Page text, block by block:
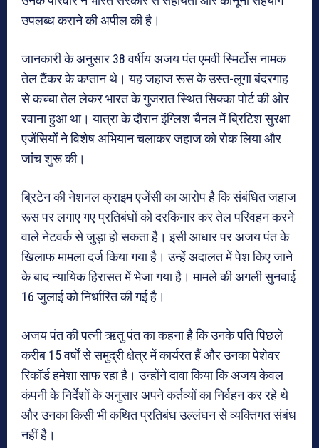
उपलब्ध कराने की अपील की है।
जानकारी के अनुसार 38 वर्षीय अजय पंत एमवी स्मिर्टोस नामक
तेल टैंकर के कप्तान थे। यह जहाज रूस के उस्त-लूगा बंदरगाह
से कच्चा तेल लेकर भारत के गुजरात स्थित सिक्का पोर्ट की ओर
रवाना हुआ था। यात्रा के दौरान इंग्लिश चैनल में ब्रिटिश सुरक्षा
एजेंसियों ने विशेष अभियान चलाकर जहाज को रोक लिया और
जांच शुरू की।
ब्रिटेन की नेशनल क्राइम एजेंसी का आरोप है कि संबंधित जहाज
रूस पर लगाए गए प्रतिबंधों को दरकिनार कर तेल परिवहन करने
वाले नेटवर्क से जुड़ा हो सकता है। इसी आधार पर अजय पंत के
खिलाफ मामला दर्ज किया गया है। उन्हें अदालत में पेश किए जाने
के बाद न्यायिक हिरासत में भेजा गया है। मामले की अगली सुनवाई
16 जुलाई को निर्धारित की गई है।
अजय पंत की पत्नी ऋतु पंत का कहना है कि उनके पति पिछले
करीब 15 वर्षों से समुद्री क्षेत्र में कार्यरत हैं और उनका पेशेवर
रिकॉर्ड हमेशा साफ रहा है। उन्होंने दावा किया कि अजय केवल
कंपनी के निर्देशों के अनुसार अपने कर्तव्यों का निर्वहन कर रहे थे
और उनका किसी भी कथित प्रतिबंध उल्लंघन से व्यक्तिगत संबंध
नहीं है।